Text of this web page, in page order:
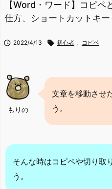
【Word・ワード】コピ
仕方、ショートカットキー
 2022/4/13  初心者 , コピペ
もりの
文章を移動させ
う。
そんな時はコピペや切り取
う。